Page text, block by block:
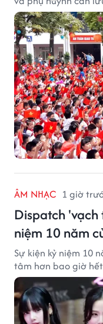
ÂM NHẠC 1 giờ
Dispatch
niệm 10 năm
Sự kiện kỷ niệm 10
tâm hơn bao giờ